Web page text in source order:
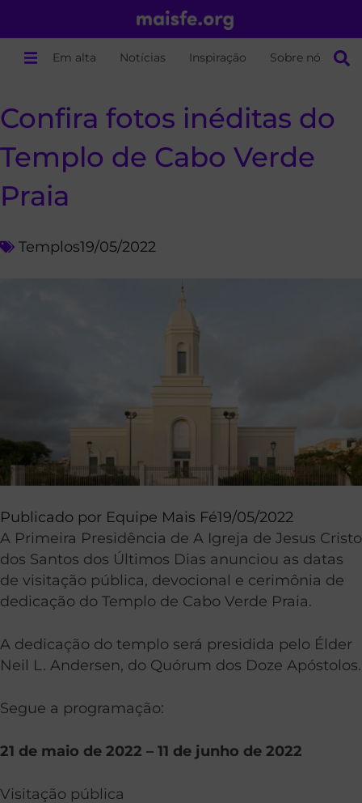
Em alta Notícias Inspiração Sobre nós
Confira fotos inéditas do
Templo de Cabo Verde
Praia
Templos19/05/2022
Publicado por Equipe Mais Fé19/05/2022
A Primeira Presidência de A Igreja de Jesus Cristo
dos Santos dos Últimos Dias anunciou as datas
de visitação pública, devocional e cerimônia de
dedicação do Templo de Cabo Verde Praia.
A dedicação do templo será presidida pelo Élder
Neil L. Andersen, do Quórum dos Doze Apóstolos.
Segue a programação:
21 de maio de 2022 – 11 de junho de 2022
Visitação pública